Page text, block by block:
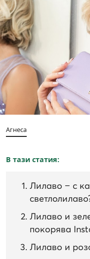
Агнеса
В тази статия:
Лилаво − с
Лилаво и
покорява
Лилаво и